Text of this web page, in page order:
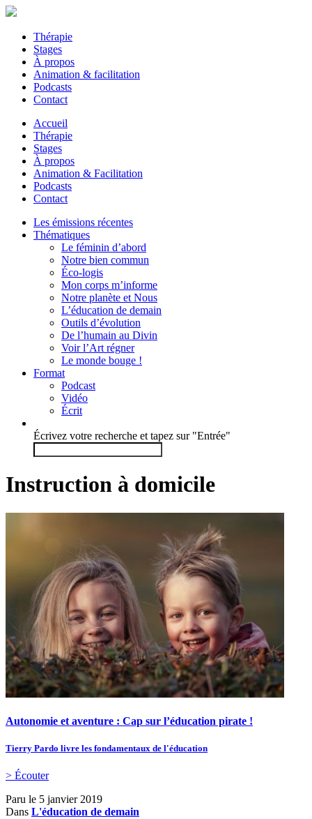
Thérapie
Stages
À propos
Animation & facilitation
Podcasts
Contact
Accueil
Thérapie
Stages
À propos
Animation & Facilitation
Podcasts
Contact
Les émissions récentes
Thématiques
Le féminin d’abord
Notre bien commun
Éco-logis
Mon corps m’informe
Notre planète et Nous
L’éducation de demain
Outils d’évolution
De l’humain au Divin
Voir l’Art régner
Le monde bouge !
Format
Podcast
Vidéo
Écrit
Écrivez votre recherche et tapez sur "Entrée"
Instruction à domicile
Autonomie et aventure : Cap sur l’éducation pirate !
Tierry Pardo livre les fondamentaux de l'éducation
> Écouter
Paru le 5 janvier 2019
Dans L'éducation de demain